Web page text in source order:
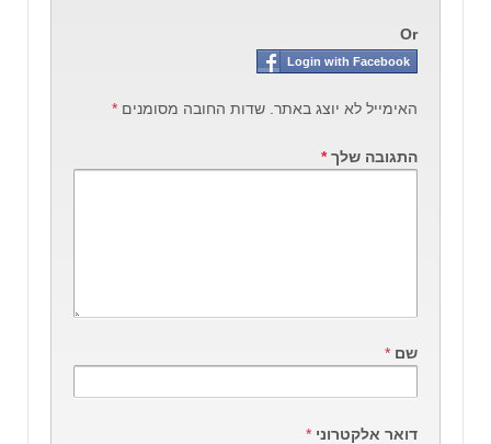
Or
Login with Facebook
האימייל לא יוצג באתר. שדות החובה מסומנים *
התגובה שלך*
שם *
דואר אלקטרוני *